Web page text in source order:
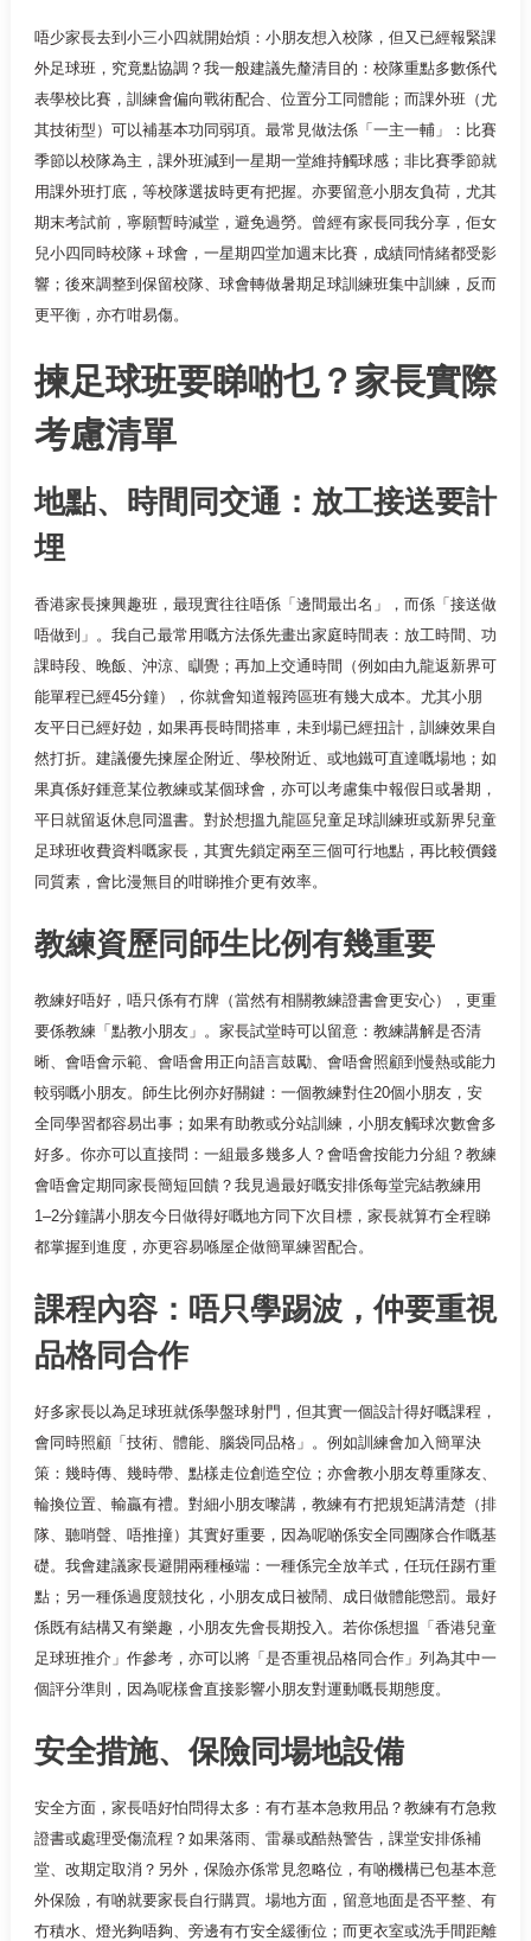
唔少家長去到小三小四就開始煩：小朋友想入校隊，但又已經報緊課
外足球班，究竟點協調？我一般建議先釐清目的：校隊重點多數係代
表學校比賽，訓練會偏向戰術配合、位置分工同體能；而課外班（尤
其技術型）可以補基本功同弱項。最常見做法係「一主一輔」：比賽
季節以校隊為主，課外班減到一星期一堂維持觸球感；非比賽季節就
用課外班打底，等校隊選拔時更有把握。亦要留意小朋友負荷，尤其
期末考試前，寧願暫時減堂，避免過勞。曾經有家長同我分享，佢女
兒小四同時校隊＋球會，一星期四堂加週末比賽，成績同情緒都受影
響；後來調整到保留校隊、球會轉做暑期足球訓練班集中訓練，反而
更平衡，亦冇咁易傷。
揀足球班要睇啲乜？家長實際
考慮清單
地點、時間同交通：放工接送要計
埋
香港家長揀興趣班，最現實往往唔係「邊間最出名」，而係「接送做
唔做到」。我自己最常用嘅方法係先畫出家庭時間表：放工時間、功
課時段、晚飯、沖涼、瞓覺；再加上交通時間（例如由九龍返新界可
能單程已經45分鐘），你就會知道報跨區班有幾大成本。尤其小朋
友平日已經好攰，如果再長時間搭車，未到場已經扭計，訓練效果自
然打折。建議優先揀屋企附近、學校附近、或地鐵可直達嘅場地；如
果真係好鍾意某位教練或某個球會，亦可以考慮集中報假日或暑期，
平日就留返休息同溫書。對於想搵九龍區兒童足球訓練班或新界兒童
足球班收費資料嘅家長，其實先鎖定兩至三個可行地點，再比較價錢
同質素，會比漫無目的咁睇推介更有效率。
教練資歷同師生比例有幾重要
教練好唔好，唔只係有冇牌（當然有相關教練證書會更安心），更重
要係教練「點教小朋友」。家長試堂時可以留意：教練講解是否清
晰、會唔會示範、會唔會用正向語言鼓勵、會唔會照顧到慢熱或能力
較弱嘅小朋友。師生比例亦好關鍵：一個教練對住20個小朋友，安
全同學習都容易出事；如果有助教或分站訓練，小朋友觸球次數會多
好多。你亦可以直接問：一組最多幾多人？會唔會按能力分組？教練
會唔會定期同家長簡短回饋？我見過最好嘅安排係每堂完結教練用
1–2分鐘講小朋友今日做得好嘅地方同下次目標，家長就算冇全程睇
都掌握到進度，亦更容易喺屋企做簡單練習配合。
課程內容：唔只學踢波，仲要重視
品格同合作
好多家長以為足球班就係學盤球射門，但其實一個設計得好嘅課程，
會同時照顧「技術、體能、腦袋同品格」。例如訓練會加入簡單決
策：幾時傳、幾時帶、點樣走位創造空位；亦會教小朋友尊重隊友、
輪換位置、輸贏有禮。對細小朋友嚟講，教練有冇把規矩講清楚（排
隊、聽哨聲、唔推撞）其實好重要，因為呢啲係安全同團隊合作嘅基
礎。我會建議家長避開兩種極端：一種係完全放羊式，任玩任踢冇重
點；另一種係過度競技化，小朋友成日被鬧、成日做體能懲罰。最好
係既有結構又有樂趣，小朋友先會長期投入。若你係想搵「香港兒童
足球班推介」作參考，亦可以將「是否重視品格同合作」列為其中一
個評分準則，因為呢樣會直接影響小朋友對運動嘅長期態度。
安全措施、保險同場地設備
安全方面，家長唔好怕問得太多：有冇基本急救用品？教練有冇急救
證書或處理受傷流程？如果落雨、雷暴或酷熱警告，課堂安排係補
堂、改期定取消？另外，保險亦係常見忽略位，有啲機構已包基本意
外保險，有啲就要家長自行購買。場地方面，留意地面是否平整、有
冇積水、燈光夠唔夠、旁邊有冇安全緩衝位；而更衣室或洗手間距離